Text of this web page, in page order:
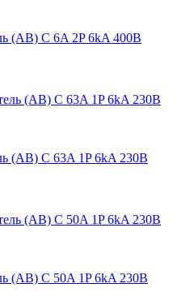
(АВ) C 6A 2P 6kA 400В
(АВ) C 63A 1P 6kA 230В
(АВ) C 50A 1P 6kA 230В